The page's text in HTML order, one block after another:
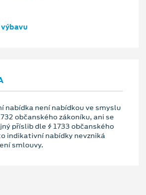
nabídka není nabídkou ve smyslu
občanského zákoníku, ani se
příslib dle § 1733 občanského
indikativní nabídky nevzniká
smlouvy.